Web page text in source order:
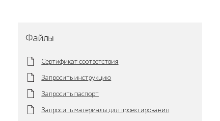
Файлы
Сертификат соответствия
Запросить инструкцию
Запросить паспорт
Запросить материалы для проектирования